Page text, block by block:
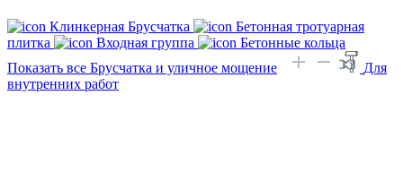
Клинкерная Брусчатка
Бетонная тротуарная
плитка
Входная группа
Бетонные кольца
Показать все Брусчатка и уличное мощение
Для
внутренних работ